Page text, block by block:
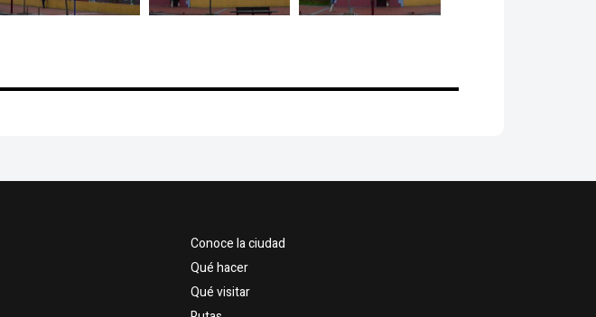
Conoce la ciudad
Qué hacer
Qué visitar